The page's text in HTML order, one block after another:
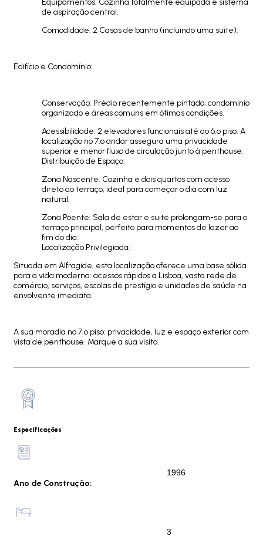
Equipamentos: Cozinha totalmente equipada e sistema
de aspiração central.
Comodidade: 2 Casas de banho (incluindo uma suite).
Edifício e Condomínio:
Conservação: Prédio recentemente pintado; condomínio
organizado e áreas comuns em ótimas condições.
Acessibilidade: 2 elevadores funcionais até ao 6.º piso. A
localização no 7.º andar assegura uma privacidade
superior e menor fluxo de circulação junto à penthouse.
Distribuição de Espaço:
Zona Nascente: Cozinha e dois quartos com acesso
direto ao terraço, ideal para começar o dia com luz
natural.
Zona Poente: Sala de estar e suite prolongam-se para o
terraço principal, perfeito para momentos de lazer ao
fim do dia.
Localização Privilegiada:
Situada em Alfragide, esta localização oferece uma base sólida
para a vida moderna: acessos rápidos a Lisboa, vasta rede de
comércio, serviços, escolas de prestígio e unidades de saúde na
envolvente imediata.
A sua moradia no 7.º piso: privacidade, luz e espaço exterior com
vista de penthouse. Marque a sua visita.
Especificações
Ano de Construção:
1996
3